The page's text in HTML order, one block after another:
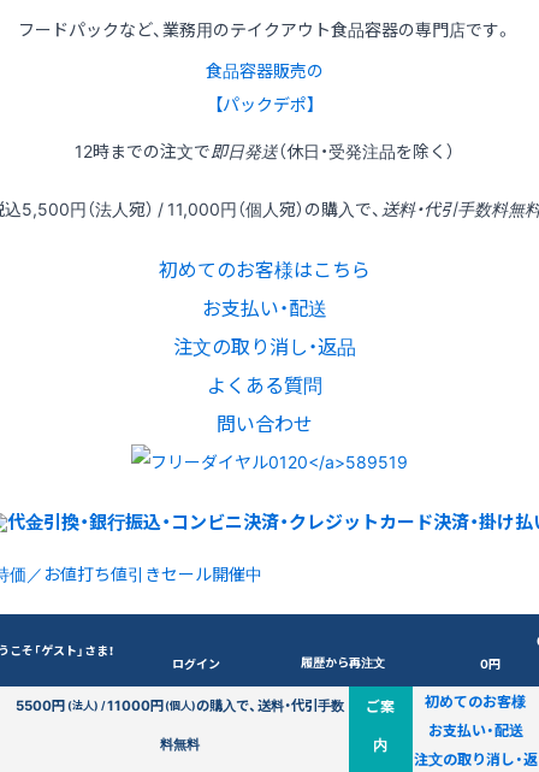
フードパックなど、業務用のテイクアウト食品容器の専門店です。
食品容器販売の
【パックデポ】
12時までの注文で即日発送（休日・受発注品を除く）
込5,500円（法人宛） / 11,000円（個人宛）の購入で、 送料・代引手数料無
初めてのお客様はこちら
お支払い・配送
注文の取り消し・返品
よくある質問
問い合わせ
価／お値打ち値引きセール開催中
こそ「ゲスト」さま！
ログイン 履歴から再注文
0円
5500円(法人) /11000円(個人)の購入で、送料・代引手数
料無料
ご案
内
初めてのお客様
お支払い・配送
注文の取り消し・返